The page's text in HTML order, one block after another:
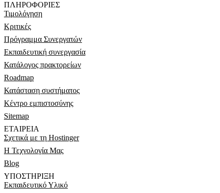
ΠΛΗΡΟΦΟΡΊΕΣ
Τιμολόγηση
Κριτικές
Πρόγραμμα Συνεργατών
Εκπαιδευτική συνεργασία
Κατάλογος πρακτορείων
Roadmap
Κατάσταση συστήματος
Κέντρο εμπιστοσύνης
Sitemap
ΕΤΑΙΡΕΊΑ
Σχετικά με τη Hostinger
Η Τεχνολογία Μας
Blog
ΥΠΟΣΤΉΡΙΞΗ
Εκπαιδευτικό Υλικό